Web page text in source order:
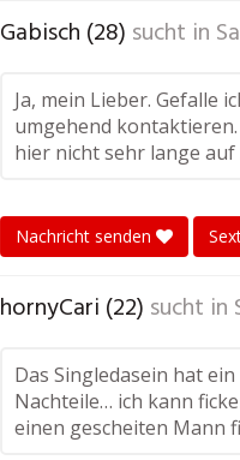
Gabisch (28) sucht in
Ja, mein Lieber. Gefalle
umgehend
hier nicht sehr lange auf
Nachricht senden
hornyCari (22) sucht in
Das Singledasein hat
Nachteile… ich kann
einen gescheiten Mann